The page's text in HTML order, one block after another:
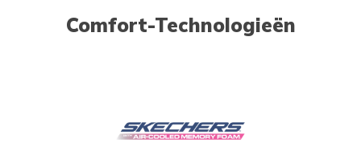
Comfort-Technologieën